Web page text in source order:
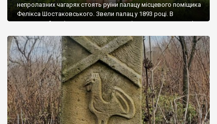
непролазних чагарях стоять руїни палацу місцевого поміщика
Фелікса Шостаковського. Звели палац у 1893 році. В
радянський період у ньому спочатку містилася школа, потім
століття тут розмістили туберкульозну лікарню. Коли із
палацу виїхала лікарня – ми точно не […]